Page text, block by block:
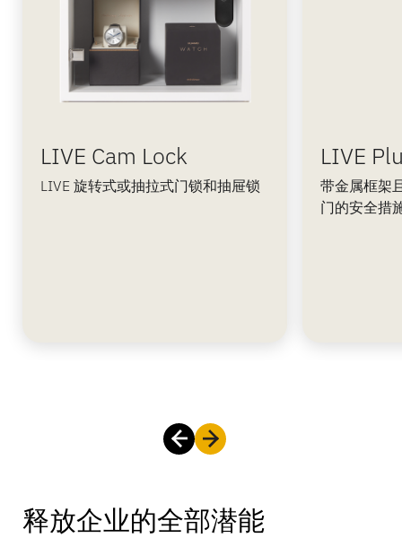
LIVE Cam Lock
LIVE 旋转式或抽拉式门锁和抽屉锁
LIVE
带金属框架
门的安全措
释放企业的全部潜能